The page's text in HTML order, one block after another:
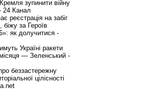
зупинити війну
24 Канал
реєстрація на забіг
за Героїв
як долучитися -
Україні ракети
— Зеленський -
беззастережну
цілісності